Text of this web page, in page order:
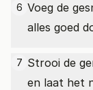
6 Voeg de
alles goed
7 Strooi de
en laat het